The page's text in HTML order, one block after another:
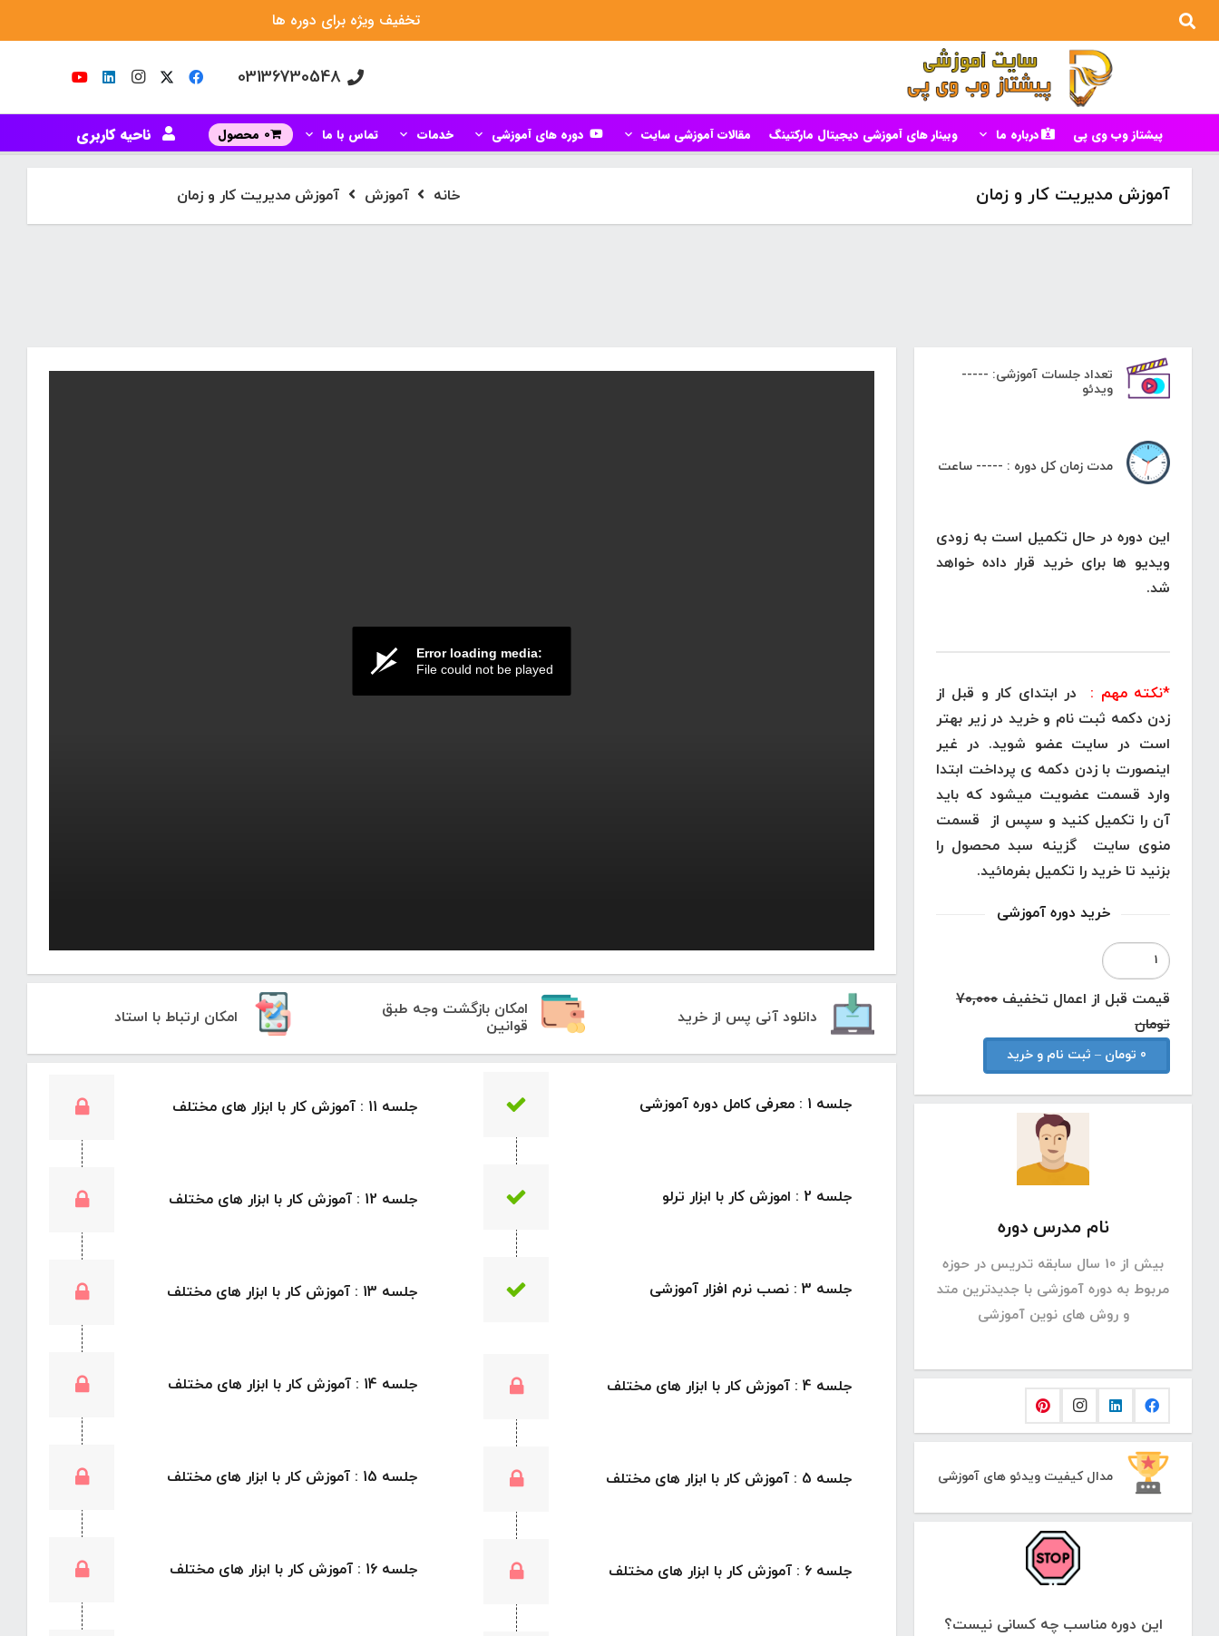
تخفیف ویژه برای دوره ها
03136730548
پیشتاز وب وی پی درباره ما وبینار های آموزشی دیجیتال مارکتینگ مقالات آموزشی سایت دوره های آموزشی خدمات تماس با ما 0 محصول ناحیه کاربری
آموزش مدیریت کار و زمان خانه آموزش آموزش مدیریت کار و زمان
تعداد جلسات آموزشی: -----
ویدئو
مدت زمان کل دوره : ----- ساعت
این دوره در حال تکمیل است به زودی
ویدیو ها برای خرید قرار داده خواهد
شد.
*نکته مهم : در ابتدای کار و قبل از
زدن دکمه ثبت نام و خرید در زیر بهتر
است در سایت عضو شوید. در غیر
اینصورت با زدن دکمه ی پرداخت ابتدا
وارد قسمت عضویت میشود که باید
آن را تکمیل کنید و سپس از قسمت
منوی سایت گزینه سبد محصول را
بزنید تا خرید را تکمیل بفرمائید.
خرید دوره آموزشی
قیمت قبل از اعمال تخفیف 70,000
تومان
0 تومان – ثبت نام و خرید
نام مدرس دوره
بیش از 10 سال سابقه تدریس در حوزه
مربوط به دوره آموزشی با جدیدترین متد
و روش های نوین آموزشی
مدال کیفیت ویدئو های آموزشی
این دوره مناسب چه کسانی نیست؟
Error loading media:
File could not be played
دانلود آنی پس از خرید
امکان بازگشت وجه طبق
قوانین
امکان ارتباط با استاد
جلسه 1 : معرفی کامل دوره آموزشی
جلسه 2 : اموزش کار با ابزار ترلو
جلسه 3 : نصب نرم افزار آموزشی
جلسه 4 : آموزش کار با ابزار های مختلف
جلسه 5 : آموزش کار با ابزار های مختلف
جلسه 6 : آموزش کار با ابزار های مختلف
جلسه 11 : آموزش کار با ابزار های مختلف
جلسه 12 : آموزش کار با ابزار های مختلف
جلسه 13 : آموزش کار با ابزار های مختلف
جلسه 14 : آموزش کار با ابزار های مختلف
جلسه 15 : آموزش کار با ابزار های مختلف
جلسه 16 : آموزش کار با ابزار های مختلف